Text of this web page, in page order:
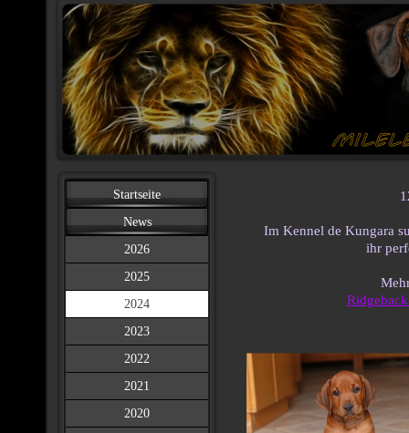
Startseite
News
2026
2025
2024
2023
2022
2021
2020
Im Kennel de Kungara
ihr